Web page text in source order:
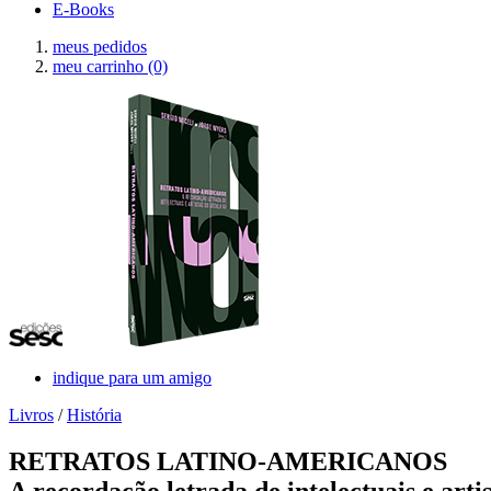
E-Books
meus pedidos
meu carrinho (0)
indique para um amigo
Livros /História
RETRATOS LATINO-AMERICANOS